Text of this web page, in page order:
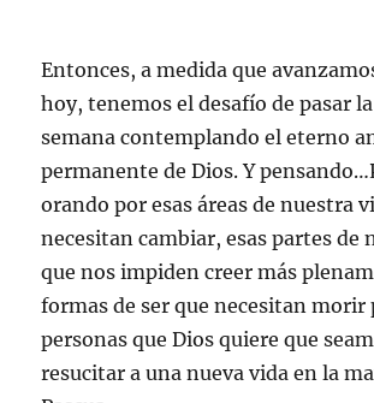
Entonces, a medida que
hoy, tenemos el desafío de pasar
semana contemplando el eterno
permanente de Dios. Y
orando por esas áreas de nuestra
necesitan cambiar, esas partes de
que nos impiden creer más
formas de ser que necesitan morir
personas que Dios quiere que
resucitar a una nueva vida en la